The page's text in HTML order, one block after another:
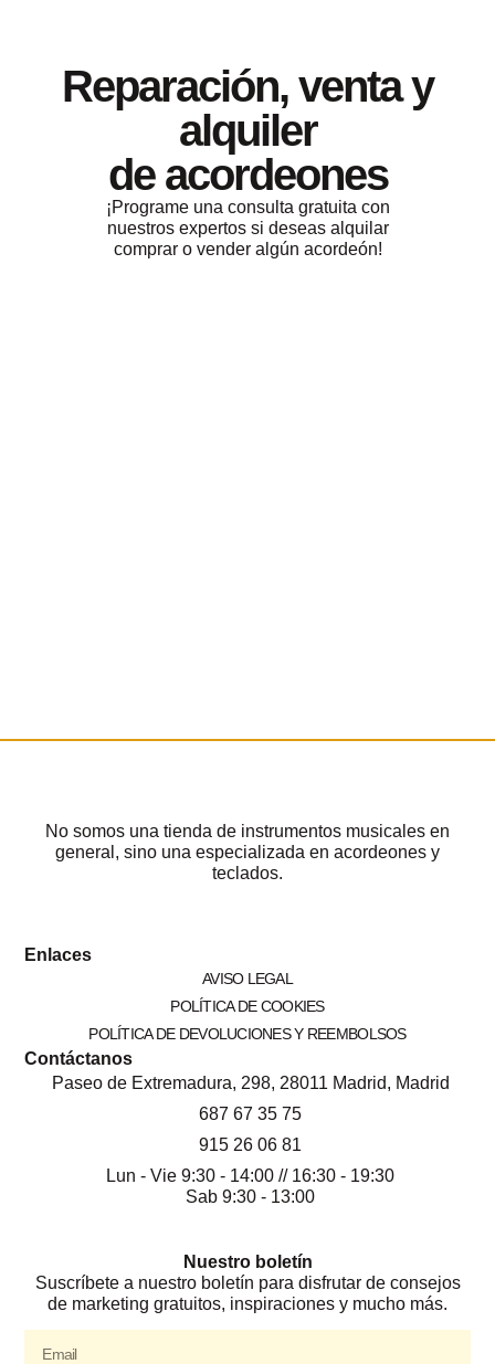
Reparación, venta y
alquiler
de acordeones
¡Programe una consulta gratuita con
nuestros expertos si deseas alquilar
comprar o vender algún acordeón!
No somos una tienda de instrumentos musicales en
general, sino una especializada en acordeones y
teclados.
Enlaces
AVISO LEGAL
POLÍTICA DE COOKIES
POLÍTICA DE DEVOLUCIONES Y REEMBOLSOS
Contáctanos
Paseo de Extremadura, 298, 28011 Madrid, Madrid
687 67 35 75
915 26 06 81
Lun - Vie 9:30 - 14:00 // 16:30 - 19:30
Sab 9:30 - 13:00
Nuestro boletín
Suscríbete a nuestro boletín para disfrutar de consejos
de marketing gratuitos, inspiraciones y mucho más.